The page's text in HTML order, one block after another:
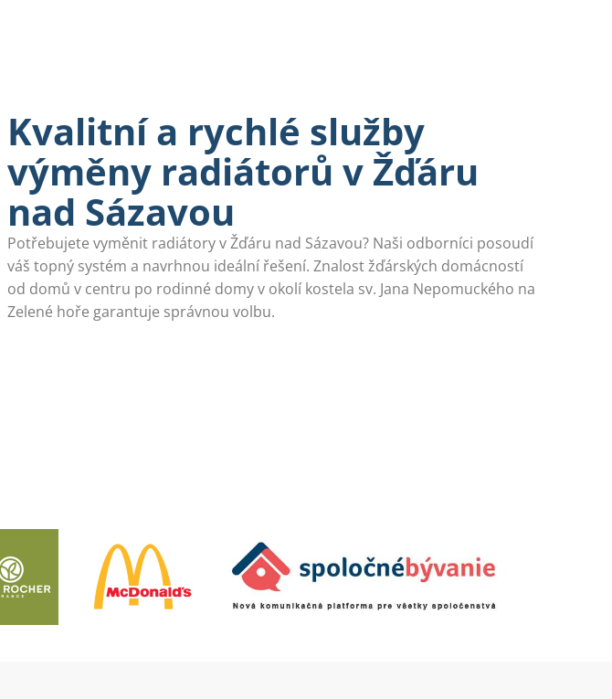
Kvalitní a rychlé služby
výměny radiátorů v Žďáru
nad Sázavou
Potřebujete vyměnit radiátory v Žďáru nad Sázavou? Naši odborníci posoudí
váš topný systém a navrhnou ideální řešení. Znalost žďárských domácností
od domů v centru po rodinné domy v okolí kostela sv. Jana Nepomuckého na
Zelené hoře garantuje správnou volbu.